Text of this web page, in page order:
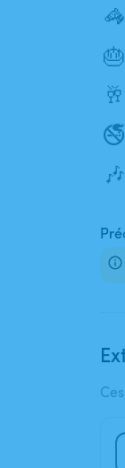
🦓
🎂
🥂
🚭
🎶